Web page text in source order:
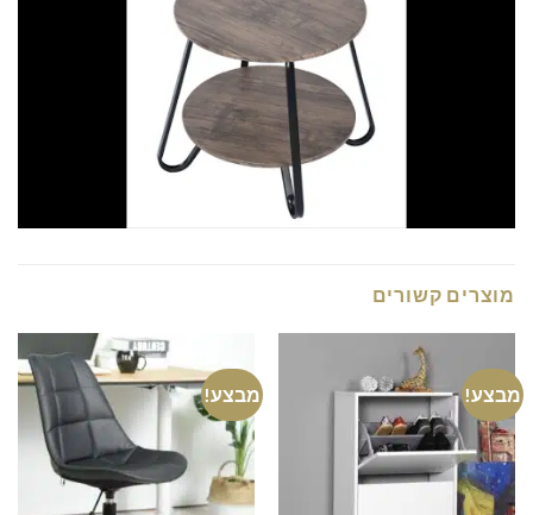
מוצרים קשורים
מבצע! מבצע!